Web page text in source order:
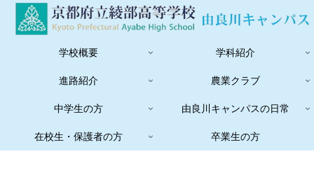
学校概要 学科紹介
進路紹介 農業クラブ
中学生の方 由良川キャンパスの日常
在校生・保護者の方 卒業生の方